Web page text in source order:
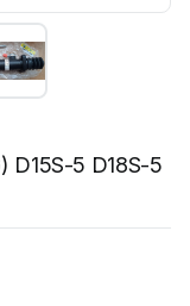
D15S-5 D18S-5